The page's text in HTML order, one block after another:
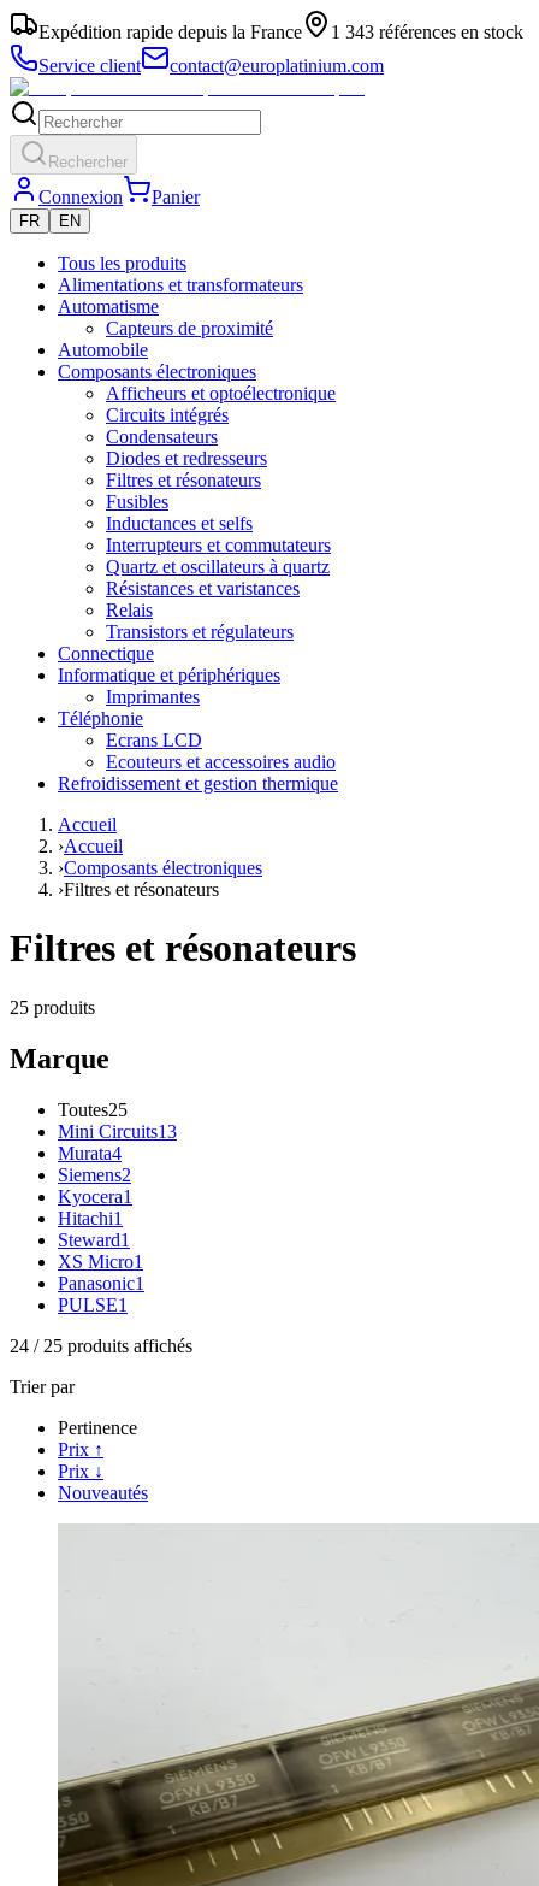
Expédition rapide depuis la France
1 343 références en stock
Service client
contact@europlatinium.com
Rechercher
Connexion Panier
FR EN
Tous les produits
Alimentations et transformateurs
Automatisme
Capteurs de proximité
Automobile
Composants électroniques
Afficheurs et optoélectronique
Circuits intégrés
Condensateurs
Diodes et redresseurs
Filtres et résonateurs
Fusibles
Inductances et selfs
Interrupteurs et commutateurs
Quartz et oscillateurs à quartz
Résistances et varistances
Relais
Transistors et régulateurs
Connectique
Informatique et périphériques
Imprimantes
Téléphonie
Ecrans LCD
Ecouteurs et accessoires audio
Refroidissement et gestion thermique
Accueil
›Accueil
›Composants électroniques
›Filtres et résonateurs
Filtres et résonateurs
25 produits
Marque
Toutes25
Mini Circuits13
Murata4
Siemens2
Kyocera1
Hitachi1
Steward1
XS Micro1
Panasonic1
PULSE1
24 / 25 produits affichés
Trier par
Pertinence
Prix ↑
Prix ↓
Nouveautés